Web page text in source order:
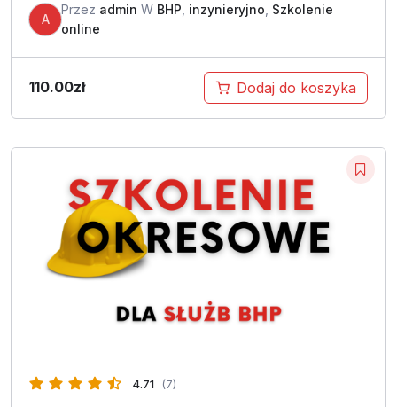
A
Przez admin W BHP inzynieryjno Szkolenie
online
110.00zł Dodaj do koszyka
4.71 (7)